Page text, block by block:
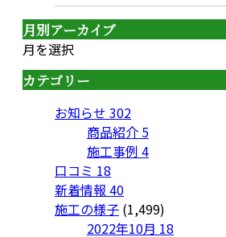
月別アーカイブ
月を選択
カテゴリー
お知らせ 302
商品紹介 5
施工事例 4
口コミ 18
新着情報 40
施工の様子 (1,499)
2022年10月 18